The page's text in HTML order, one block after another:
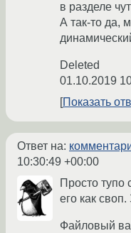
в разделе
А так-то да,
Deleted
01.10.2019
Показать
Ответ на:
10:30:49 +00:00
Просто тупо
его как
Файловый